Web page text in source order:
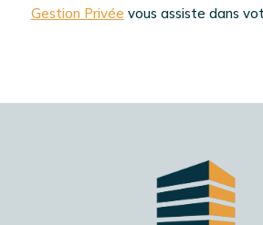
Gestion Privée vous assiste dans